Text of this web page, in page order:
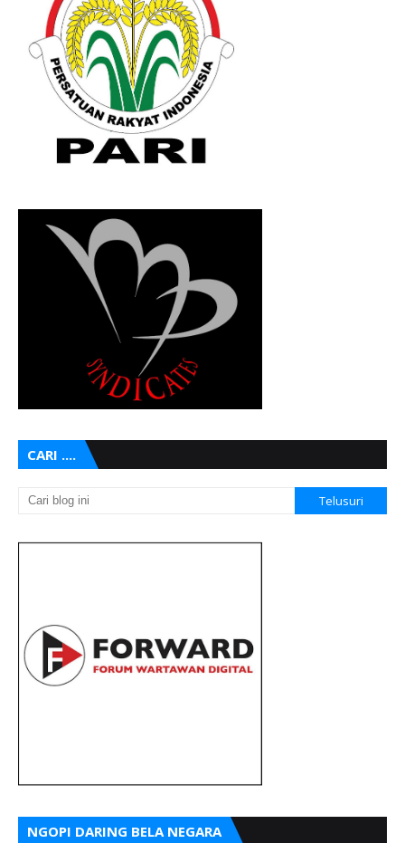
CARI ....
NGOPI DARING BELA NEGARA